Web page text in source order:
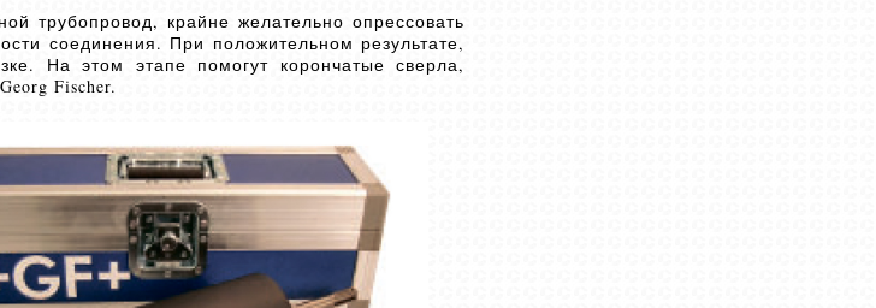
трубопровод, крайне желательно опрессовать
соединения. При положительном результате,
На этом этапе помогут корончатые сверла,
Fischer.